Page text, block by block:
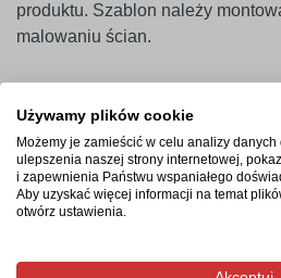
produktu. Szablon należy
malowaniu ścian.
Termin realizacji
Produkcja rozpocznie się po
potrwa od 2-4 dni roboczych.
kurierska zostanie wysłana na
momentu nadania.
Używamy plików cookie
Możemy je zamieścić w celu analizy danych
ulepszenia naszej strony internetowej,
i zapewnienia Państwu wspaniałego
Aby uzyskać więcej informacji na temat
otwórz ustawienia.